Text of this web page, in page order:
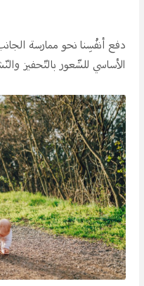
دفع أنفُسِنا نحو ممارسة
الأساسي للشّعور بالتّحفيز